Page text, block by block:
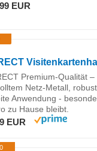
EUR
Premium-Qualität –
Netz-Metall,
Anwendung -
zu Hause bleibt.
EUR